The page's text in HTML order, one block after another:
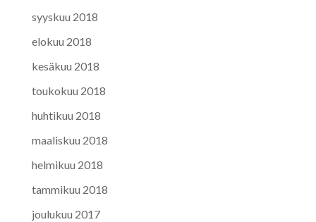
syyskuu 2018
elokuu 2018
kesäkuu 2018
toukokuu 2018
huhtikuu 2018
maaliskuu 2018
helmikuu 2018
tammikuu 2018
joulukuu 2017